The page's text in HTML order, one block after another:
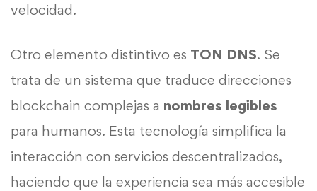
velocidad.
Otro elemento distintivo es TON DNS. Se
trata de un sistema que traduce direcciones
blockchain complejas a nombres legibles
para humanos. Esta tecnología simplifica la
interacción con servicios descentralizados,
haciendo que la experiencia sea más accesible